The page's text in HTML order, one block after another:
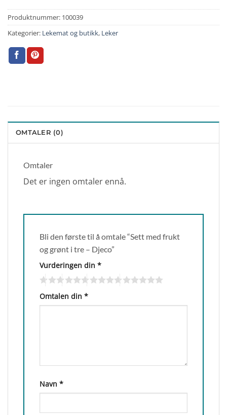
Produktnummer: 100039
Kategorier: Lekemat og butikk, Leker
OMTALER (0)
Omtaler
Det er ingen omtaler ennå.
Bli den første til å omtale “Sett med frukt
og grønt i tre – Djeco”
Vurderingen din *
Omtalen din *
Navn *